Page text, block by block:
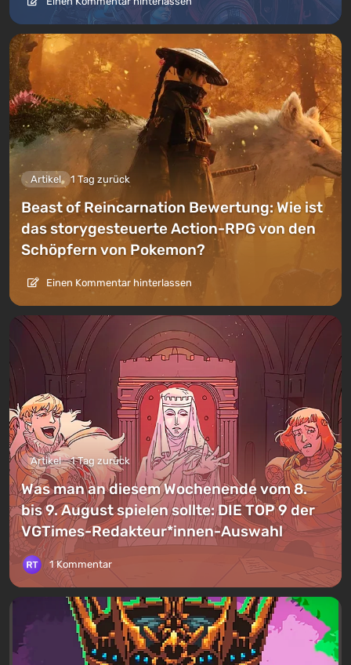
Artikel 1 Tag zurück
Beast of Reincarnation Bewertung: Wie ist
das storygesteuerte Action-RPG von den
Schöpfern von Pokemon?
Einen Kommentar hinterlassen
Artikel 1 Tag zurück
Was man an diesem Wochenende vom 8.
bis 9. August spielen sollte: DIE TOP 9 der
VGTimes-Redakteur*innen-Auswahl
1 Kommentar